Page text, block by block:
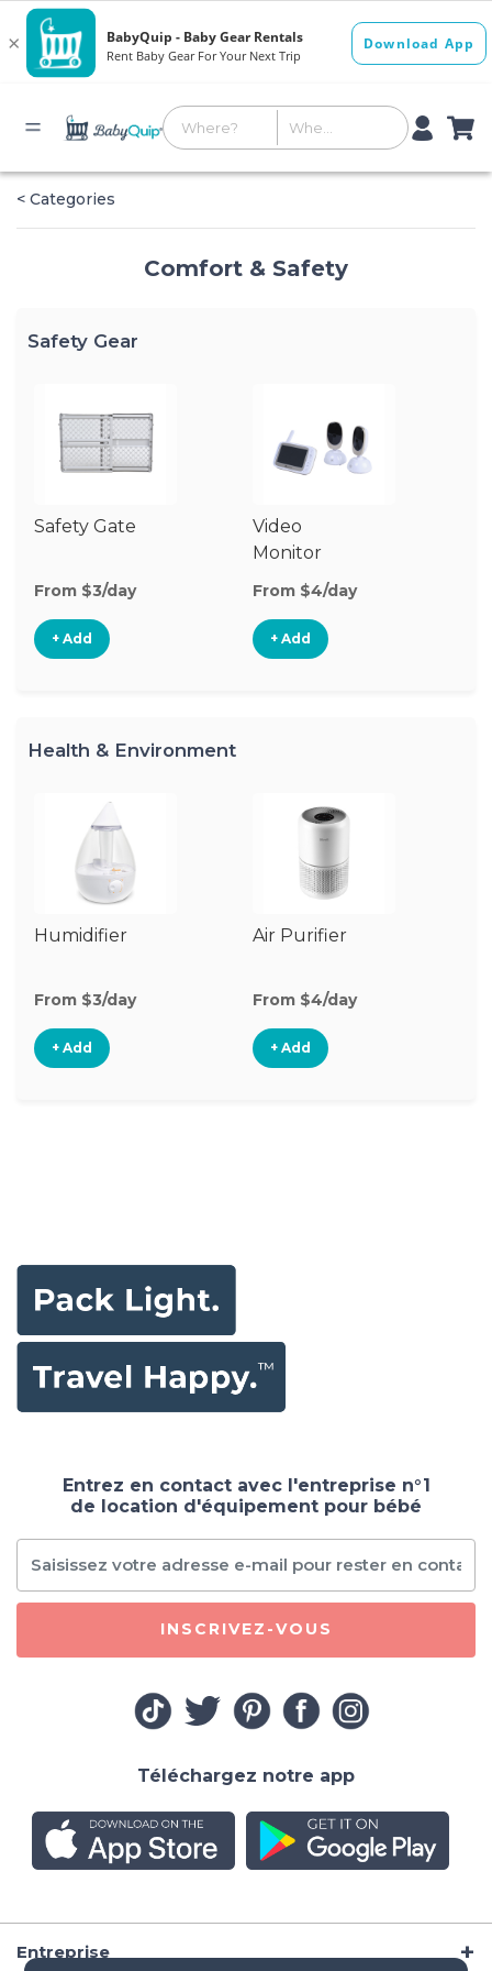
< Categories
Comfort & Safety
Safety Gear
Safety Gate
From $3/day
+ Add
Video
Monitor
From $4/day
+ Add
Health & Environment
Humidifier
From $3/day
+ Add
Air Purifier
From $4/day
+ Add
Entreprise
Entrez en contact avec l'entreprise n°1
de location d'équipement pour bébé
INSCRIVEZ-VOUS
Téléchargez notre app